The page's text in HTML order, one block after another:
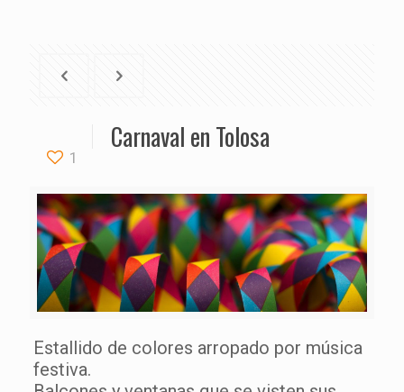
1
Carnaval en Tolosa
Estallido de colores arropado por música
festiva.